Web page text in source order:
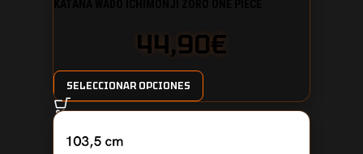
44,90€
SELECCIONAR OPCIONES